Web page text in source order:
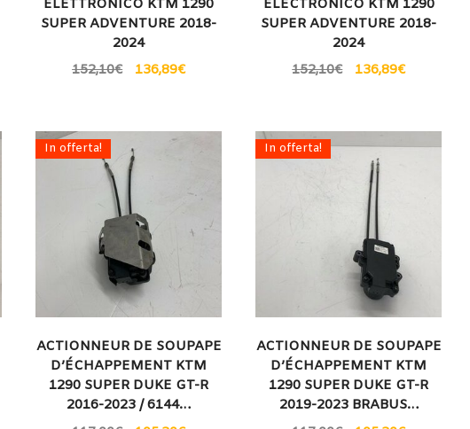
ELETTRONICO KTM 1290
SUPER ADVENTURE 2018-
2024
152,10€ 136,89€
ELECTRÓNICO KTM 1290
SUPER ADVENTURE 2018-
2024
152,10€ 136,89€
In offerta!
ACTIONNEUR DE SOUPAPE
D’ÉCHAPPEMENT KTM
1290 SUPER DUKE GT-R
2016-2023 / 6144…
In offerta!
ACTIONNEUR DE SOUPAPE
D’ÉCHAPPEMENT KTM
1290 SUPER DUKE GT-R
2019-2023 BRABUS…